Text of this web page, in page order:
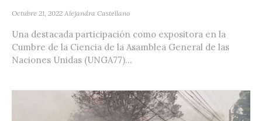
Octubre 21, 2022 Alejandra Castellano
Una destacada participación como expositora en la
Cumbre de la Ciencia de la Asamblea General de las
Naciones Unidas (UNGA77)...